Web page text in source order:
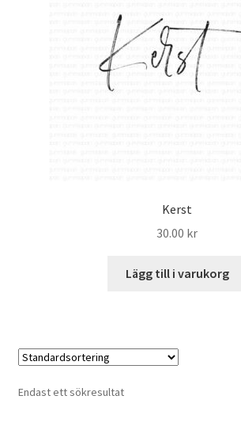
Kerst
30.00 kr
Lägg till i varukorg
Endast ett sökresultat